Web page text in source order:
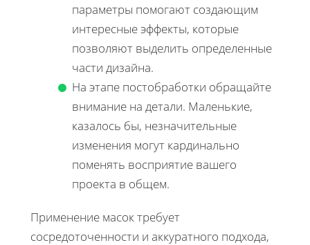
параметры помогают создающим
интересные эффекты, которые
позволяют выделить определенные
части дизайна.
На этапе постобработки обращайте
внимание на детали. Маленькие,
казалось бы, незначительные
изменения могут кардинально
поменять восприятие вашего
проекта в общем.
Применение масок требует
сосредоточенности и аккуратного подхода,